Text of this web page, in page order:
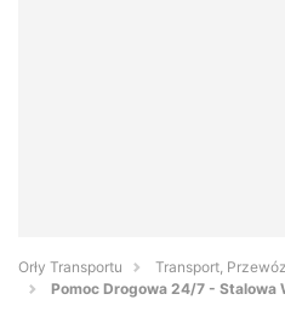
Orły Transportu
Transport,
Pomoc Drogowa 24/7 -